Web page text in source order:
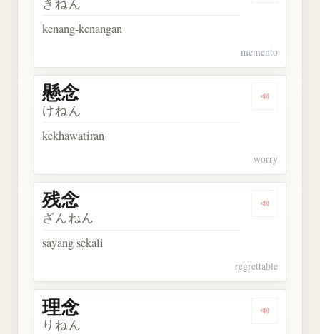
きねん
kenang-kenangan
memento
Dengarkan
懸念
けねん
kekhawatiran
worry
Dengarkan
残念
ざんねん
sayang sekali
regrettable
Dengarkan
理念
りねん